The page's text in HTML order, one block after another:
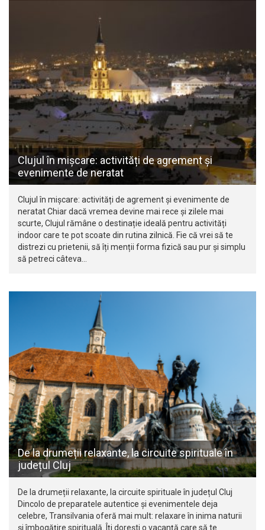
Clujul în mișcare: activități de agrement și
evenimente de neratat
Clujul în mișcare: activități de agrement și evenimente de
neratat Chiar dacă vremea devine mai rece și zilele mai
scurte, Clujul rămâne o destinație ideală pentru activități
indoor care te pot scoate din rutina zilnică. Fie că vrei să te
distrezi cu prietenii, să îți menții forma fizică sau pur și simplu
să petreci câteva…
De la drumeții relaxante, la circuite spirituale în
județul Cluj
De la drumeții relaxante, la circuite spirituale în județul Cluj
Dincolo de preparatele autentice și evenimentele deja
celebre, Transilvania oferă mai mult: relaxare în inima naturii
și îmbogățire spirituală. Îți dorești o vacanță care să te